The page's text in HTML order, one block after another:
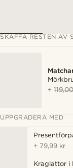
SKAFFA RESTEN AV
+
UPPGRADERA MED
+ 79,99 kr
Kraglattor i